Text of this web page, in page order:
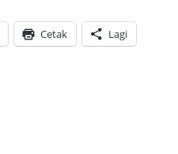
Cetak Lagi